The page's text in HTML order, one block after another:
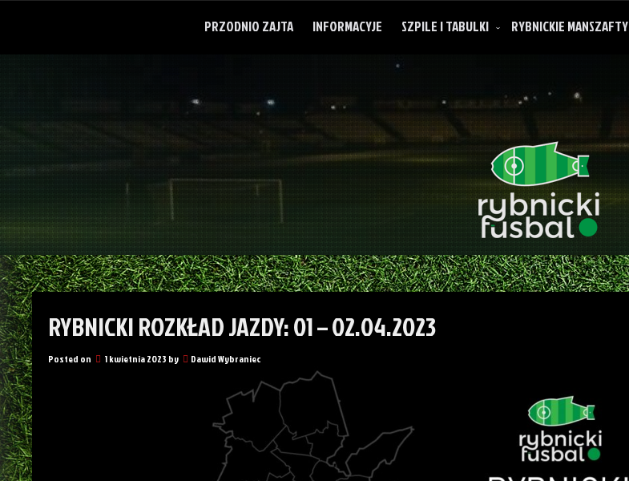
PRZODNIO ZAJTA INFORMACYJE SZPILE I TABULKI RYBNICKIE MANSZAFTY
O rybnickich manszaftach
RYBNICKI ROZKŁAD JAZDY: 01 – 02.04.2023
Posted on 1 kwietnia 2023 by Dawid Wybraniec